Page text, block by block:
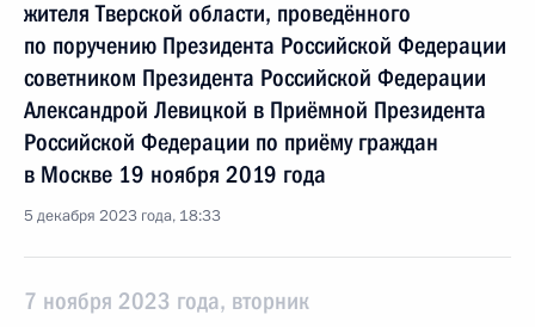
жителя Тверской области, проведённого
по поручению Президента Российской Федерации
советником Президента Российской Федерации
Александрой Левицкой в Приёмной Президента
Российской Федерации по приёму граждан
в Москве 19 ноября 2019 года
5 декабря 2023 года, 18:33
7 ноября 2023 года, вторник